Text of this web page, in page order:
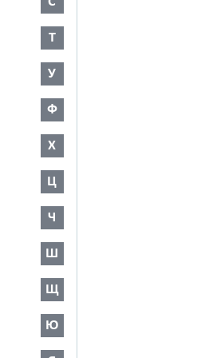
Т
У
Ф
Х
Ц
Ч
Ш
Щ
Ю